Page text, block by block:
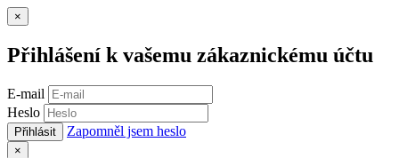
×
Přihlášení k vašemu zákaznickému účtu
E-mail
Heslo
Přihlásit Zapomněl jsem heslo
×